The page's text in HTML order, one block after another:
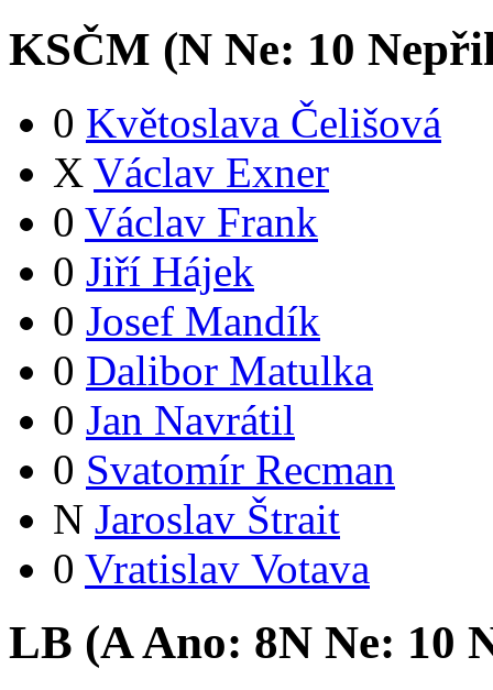
KSČM (N Ne: 10
0 Květoslava Čelišová
X Václav Exner
0 Václav Frank
0 Jiří Hájek
0 Josef Mandík
0 Dalibor Matulka
0 Jan Navrátil
0 Svatomír Recman
N Jaroslav Štrait
0 Vratislav Votava
LB (AAno: 8N Ne: 10